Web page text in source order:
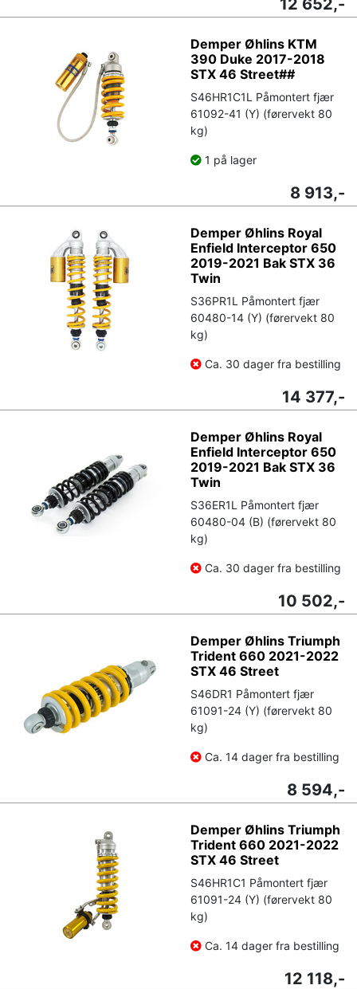
Demper Øhlins KTM
390 Duke 2017-2018
STX 46 Street##
S46HR1C1L Påmontert fjær
61092-41 (Y) (førervekt 80
kg)
1 på lager
8 913,-
Demper Øhlins Royal
Enfield Interceptor 650
2019-2021 Bak STX 36
Twin
S36PR1L Påmontert fjær
60480-14 (Y) (førervekt 80
kg)
Ca. 30 dager fra bestilling
14 377,-
Demper Øhlins Royal
Enfield Interceptor 650
2019-2021 Bak STX 36
Twin
S36ER1L Påmontert fjær
60480-04 (B) (førervekt 80
kg)
Ca. 30 dager fra bestilling
10 502,-
Demper Øhlins Triumph
Trident 660 2021-2022
STX 46 Street
S46DR1 Påmontert fjær
61091-24 (Y) (førervekt 80
kg)
Ca. 14 dager fra bestilling
8 594,-
Demper Øhlins Triumph
Trident 660 2021-2022
STX 46 Street
S46HR1C1 Påmontert fjær
61091-24 (Y) (førervekt 80
kg)
Ca. 14 dager fra bestilling
12 118,-